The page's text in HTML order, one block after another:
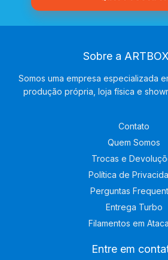
Sobre a
Somos uma empresa especializada
produção própria, loja física e
Contato
Quem Somos
Trocas e
Política de
Perguntas
Entrega Turbo
Filamentos em
Entre em